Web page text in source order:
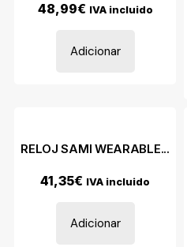
48,99€ IVA incluido
Adicionar
RELOJ SAMI WEARABLE...
41,35€ IVA incluido
Adicionar